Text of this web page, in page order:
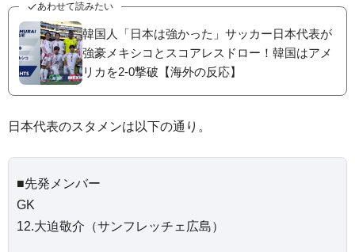
あわせて読みたい
韓国人「日本は強かった」サッカー日本代表が
強豪メキシコとスコアレスドロー！韓国はアメ
リカを2-0撃破【海外の反応】
日本代表のスタメンは以下の通り。
■先発メンバー
GK
12.大迫敬介（サンフレッチェ広島）